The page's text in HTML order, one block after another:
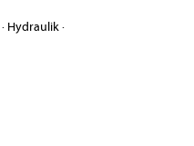
· Hydraulik·